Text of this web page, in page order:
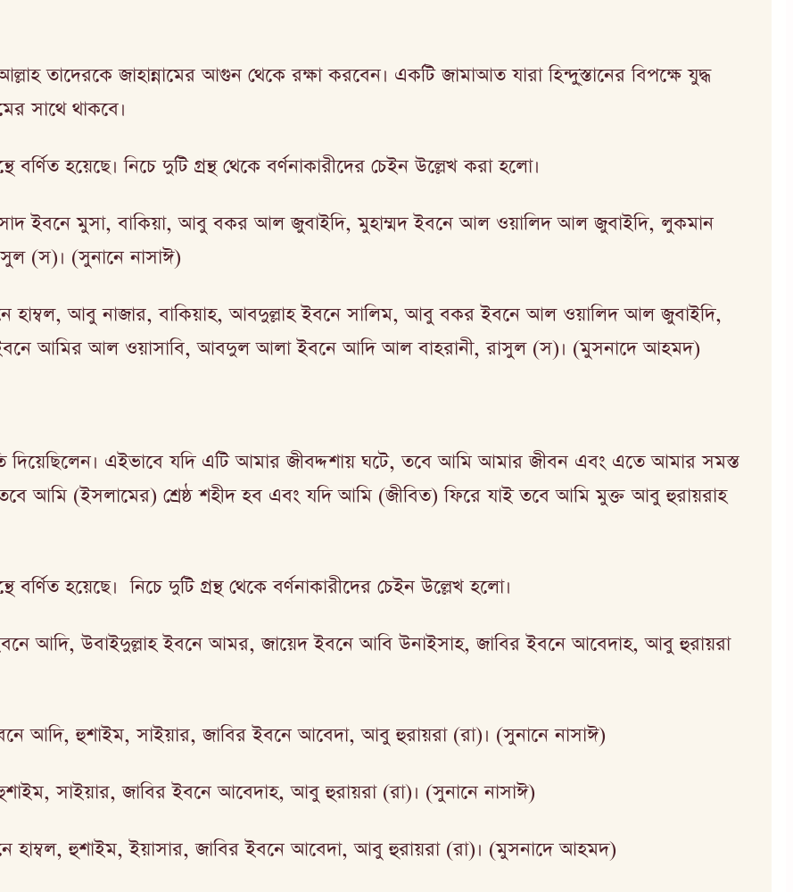
তাদেরকে জাহান্নামের আগুন থেকে রক্ষা করবেন। একটি জামাআত যারা হিন্দু্স্তানের বিপক্ষে যুদ্ধ
সাথে থাকবে।
বর্ণিত হয়েছে। নিচে দুটি গ্রন্থ থেকে বর্ণনাকারীদের চেইন উল্লেখ করা হলো।
ইবনে মুসা, বাকিয়া, আবু বকর আল জুবাইদি, মুহাম্মদ ইবনে আল ওয়ালিদ আল জুবাইদি, লুকমান
(স)। (সুনানে নাসাঈ)
হাম্বল, আবু নাজার, বাকিয়াহ, আবদুল্লাহ ইবনে সালিম, আবু বকর ইবনে আল ওয়ালিদ আল জুবাইদি,
আমির আল ওয়াসাবি, আবদুল আলা ইবনে আদি আল বাহরানী, রাসুল (স)। (মুসনাদে আহমদ)
দিয়েছিলেন। এইভাবে যদি এটি আমার জীবদ্দশায় ঘটে, তবে আমি আমার জীবন এবং এতে আমার সমস্ত
আমি (ইসলামের) শ্রেষ্ঠ শহীদ হব এবং যদি আমি (জীবিত) ফিরে যাই তবে আমি মুক্ত আবু হুরায়রাহ
বর্ণিত হয়েছে। নিচে দুটি গ্রন্থ থেকে বর্ণনাকারীদের চেইন উল্লেখ হলো।
আদি, উবাইদুল্লাহ ইবনে আমর, জায়েদ ইবনে আবি উনাইসাহ, জাবির ইবনে আবেদাহ, আবু হুরায়রা
আদি, হুশাইম, সাইয়ার, জাবির ইবনে আবেদা, আবু হুরায়রা (রা)। (সুনানে নাসাঈ)
সাইয়ার, জাবির ইবনে আবেদাহ, আবু হুরায়রা (রা)। (সুনানে নাসাঈ)
হুশাইম, ইয়াসার, জাবির ইবনে আবেদা, আবু হুরায়রা (রা)। (মুসনাদে আহমদ)